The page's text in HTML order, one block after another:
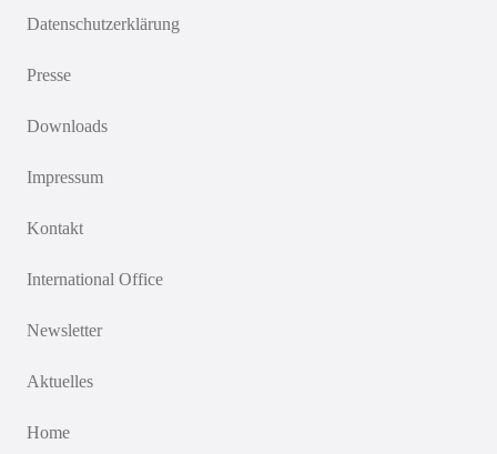
Datenschutzerklärung
Presse
Downloads
Impressum
Kontakt
International Office
Newsletter
Aktuelles
Home